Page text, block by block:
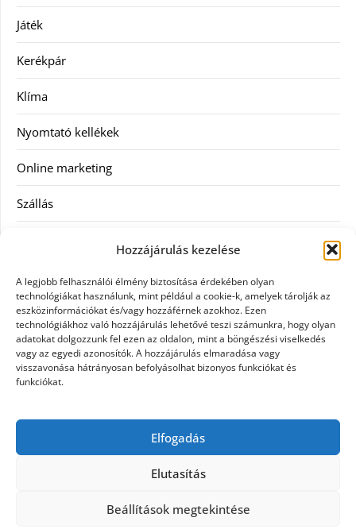
Hozzájárulás kezelése
A legjobb felhasználói élmény biztosítása érdekében olyan
technológiákat használunk, mint például a cookie-k, amelyek tárolják az
eszközinformációkat és/vagy hozzáférnek azokhoz. Ezen
technológiákhoz való hozzájárulás lehetővé teszi számunkra, hogy olyan
adatokat dolgozzunk fel ezen az oldalon, mint a böngészési viselkedés
vagy az egyedi azonosítók. A hozzájárulás elmaradása vagy
visszavonása hátrányosan befolyásolhat bizonyos funkciókat és
funkciókat.
Elfogadás
Elutasítás
Beállítások megtekintése
Játék
Kerékpár
Klíma
Nyomtató kellékek
Online marketing
Szállás
Szellőztető
Szolgáltatás
Táskák
Utazás
Vásárlás
Webáruházak